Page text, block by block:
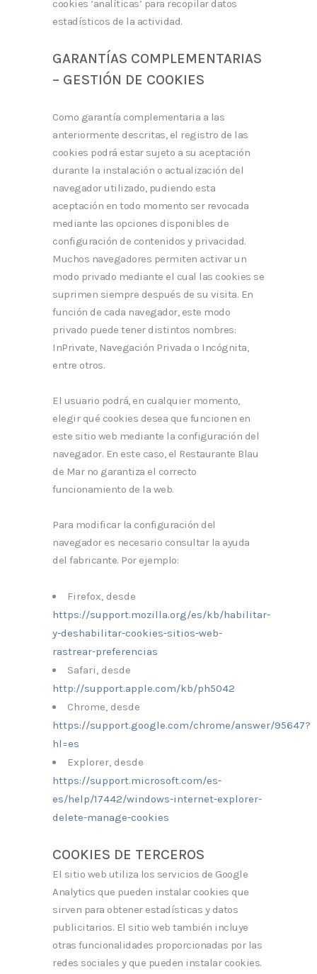
cookies ‘analíticas’ para recopilar datos
estadísticos de la actividad.
GARANTÍAS COMPLEMENTARIAS
– GESTIÓN DE COOKIES
Como garantía complementaria a las
anteriormente descritas, el registro de las
cookies podrá estar sujeto a su aceptación
durante la instalación o actualización del
navegador utilizado, pudiendo esta
aceptación en todo momento ser revocada
mediante las opciones disponibles de
configuración de contenidos y privacidad.
Muchos navegadores permiten activar un
modo privado mediante el cual las cookies se
suprimen siempre después de su visita. En
función de cada navegador, este modo
privado puede tener distintos nombres:
InPrivate, Navegación Privada o Incógnita,
entre otros.
El usuario podrá, en cualquier momento,
elegir qué cookies desea que funcionen en
este sitio web mediante la configuración del
navegador. En este caso, el Restaurante Blau
de Mar no garantiza el correcto
funcionamiento de la web.
Para modificar la configuración del
navegador es necesario consultar la ayuda
del fabricante. Por ejemplo:
Firefox, desde
https://support.mozilla.org/es/kb/habilitar-
y-deshabilitar-cookies-sitios-web-
rastrear-preferencias
Safari, desde
http://support.apple.com/kb/ph5042
Chrome, desde
https://support.google.com/chrome/answer/95647?
hl=es
Explorer, desde
https://support.microsoft.com/es-
es/help/17442/windows-internet-explorer-
delete-manage-cookies
COOKIES DE TERCEROS
El sitio web utiliza los servicios de Google
Analytics que pueden instalar cookies que
sirven para obtener estadísticas y datos
publicitarios. El sitio web también incluye
otras funcionalidades proporcionadas por las
redes sociales y que pueden instalar cookies.